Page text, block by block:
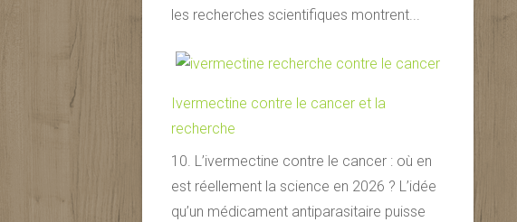
les recherches scientifiques montrent...
Ivermectine contre le cancer et la
recherche
10. L’ivermectine contre le cancer : où en
est réellement la science en 2026 ? L’idée
qu’un médicament antiparasitaire puisse